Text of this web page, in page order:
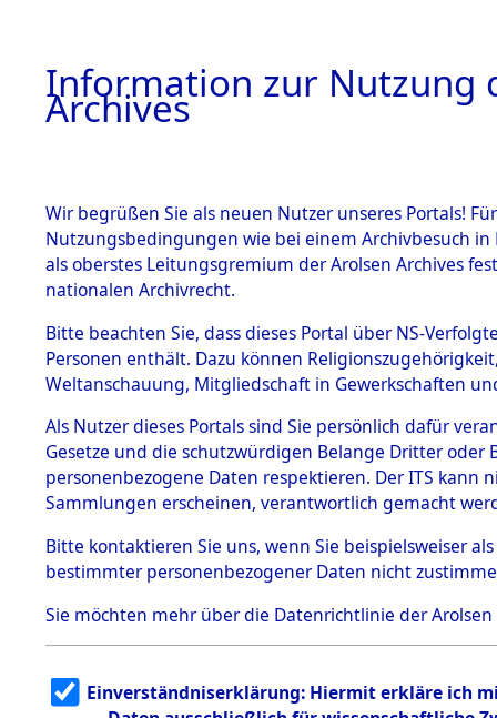
BESTÄNDE
1.
Inhaftierungsdoku
mente
1.2.9 Beim ITS
Effekten
1.2.9.1
Effekten aus
dem KZ
Dachau
1.2.9.2
Effekten aus
dem KZ
Bayerisches
1.2.9.3
Effekten aus
0001
Einen Kommentar
Information zur Nutzung
Archives
Wir begrüßen Sie als neuen Nutzer unseres Portals!
Nutzungsbedingungen wie bei einem Archivbesuch
als oberstes Leitungsgremium der Arolsen Archives
nationalen Archivrecht.
Bitte beachten Sie, dass dieses Portal über NS-
Personen enthält. Dazu können
Weltanschauung, Mitgliedschaft in Gewerkschaften
Als Nutzer dieses Portals sind Sie persönlich dafür
Gesetze und die schutzwürdigen Belange Dritter
personenbezogene Daten respektieren. Der ITS
Sammlungen erscheinen, verantwortlich gemacht
Bitte kontaktieren Sie uns, wenn Sie beispielsweiser
bestimmter personenbezogener Daten nicht
Sie möchten mehr über die Datenrichtlinie der Arolsen
Einverständniserklärung: Hiermit erkläre ich